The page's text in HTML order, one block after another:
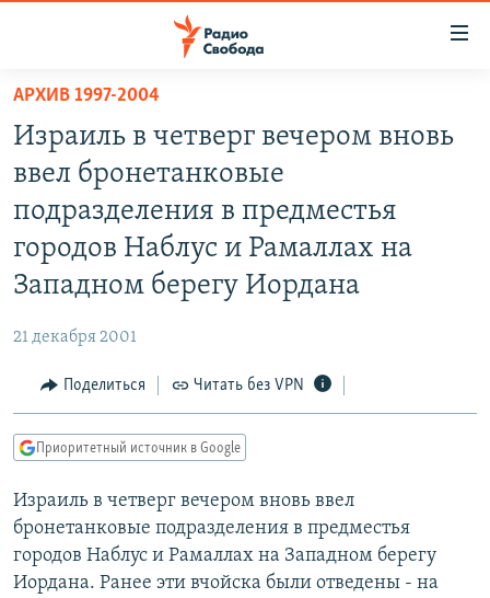
упрощенного
доступа
Вернуться
основному
содержанию
Вернутся
главной
навигации
Вернутся
поиску
ПОДКАСТЫ
АВТОРСКИЕ ПРОЕКТЫ
ЦИТАТЫ СВОБОДЫ
МНЕНИЯ
IDEL.РЕАЛИИ
КАВКАЗ.РЕАЛИИ
СЕВЕР.РЕАЛИИ
РАСПИСАНИЕ ВЕЩАНИЯ
ПОДПИШИТЕСЬ НА РАССЫЛКУ
АРХИВ 1997-2004
Израиль в четверг вечером вновь
ввел бронетанковые
подразделения в предместья
городов Наблус и Рамаллах на
Западном берегу Иордана
21 декабря 2001
Поделиться Читать без VPN
Приоритетный источник в Google
Израиль в четверг вечером вновь ввел
бронетанковые подразделения в предместья
городов Наблус и Рамаллах на Западном берегу
Иордана. Ранее эти вчойска были отведены - на